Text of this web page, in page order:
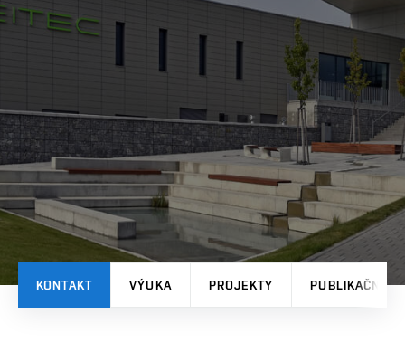
KONTAKT VÝUKA PROJEKTY PUBLIKAČNÍ